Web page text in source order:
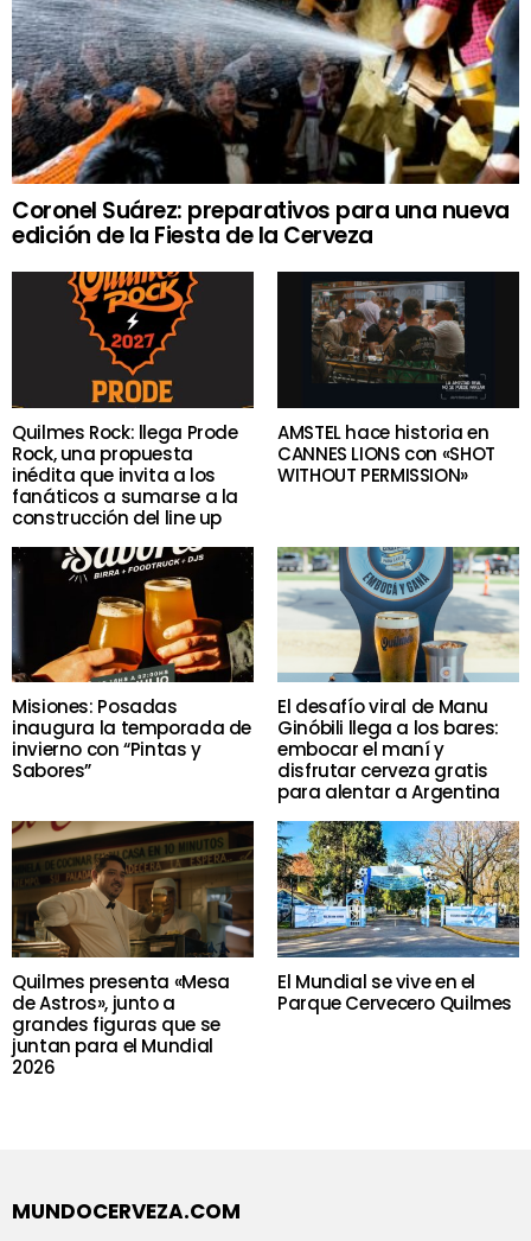
Coronel Suárez: preparativos para una nueva
edición de la Fiesta de la Cerveza
Quilmes Rock: llega Prode
Rock, una propuesta
inédita que invita a los
fanáticos a sumarse a la
construcción del line up
AMSTEL hace historia en
CANNES LIONS con «SHOT
WITHOUT PERMISSION»
Misiones: Posadas
inaugura la temporada de
invierno con “Pintas y
Sabores”
El desafío viral de Manu
Ginóbili llega a los bares:
embocar el maní y
disfrutar cerveza gratis
para alentar a Argentina
Quilmes presenta «Mesa
de Astros», junto a
grandes figuras que se
juntan para el Mundial
2026
El Mundial se vive en el
Parque Cervecero Quilmes
MUNDOCERVEZA.COM